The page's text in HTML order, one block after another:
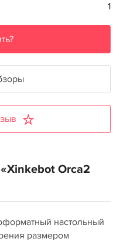
1
Orca2
настольный
размером